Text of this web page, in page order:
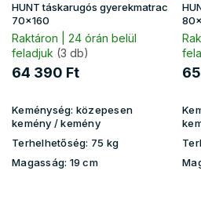
HUNT táskarugós gyerekmatrac
70x160
Raktáron | 24 órán belül
feladjuk (3 db)
64 390 Ft
Keménység: közepesen
kemény / kemény
Terhelhetőség: 75 kg
Magasság: 19 cm